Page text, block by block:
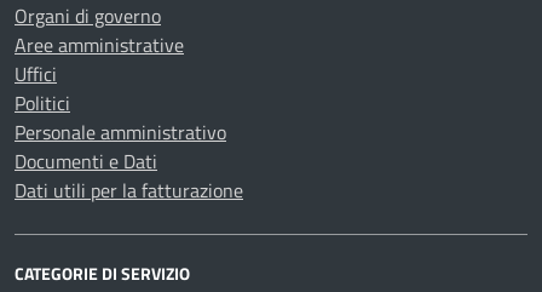
Organi di governo
Aree amministrative
Uffici
Politici
Personale amministrativo
Documenti e Dati
Dati utili per la fatturazione
CATEGORIE DI SERVIZIO